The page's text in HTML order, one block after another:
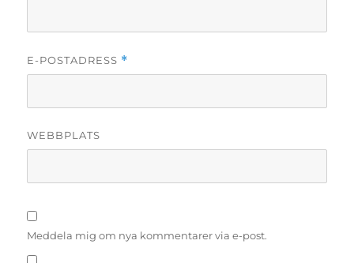
E-POSTADRESS *
WEBBPLATS
Meddela mig om nya kommentarer via e-post.